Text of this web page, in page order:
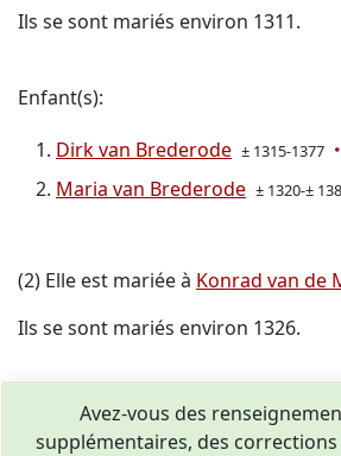
Ils se sont mariés environ 1311.
Enfant(s):
Dirk van Brederode ± 1315-1377
Maria van Brederode ± 1320-±
(2) Elle est mariée à Konrad van de
Ils se sont mariés environ 1326.
Avez-vous des
supplémentaires, des corrections